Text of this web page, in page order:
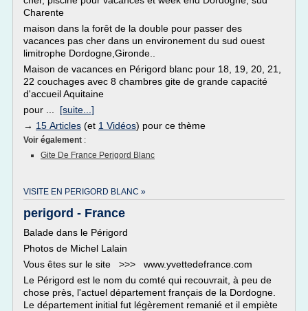
Charente
maison dans la forêt de la double pour passer des
vacances pas cher dans un environement du sud ouest
limitrophe Dordogne,Gironde..
Maison de vacances en Périgord blanc pour 18, 19, 20, 21,
22 couchages avec 8 chambres gite de grande capacité
d'accueil Aquitaine
pour ... [suite...]
→ 15 Articles (et 1 Vidéos) pour ce thème
Voir également :
Gite De France Perigord Blanc
VISITE EN PERIGORD BLANC »
perigord - France
Balade dans le Périgord
Photos de Michel Lalain
Vous êtes sur le site >>> www.yvettedefrance.com
Le Périgord est le nom du comté qui recouvrait, à peu de
chose près, l'actuel département français de la Dordogne.
Le département initial fut légèrement remanié et il empiète